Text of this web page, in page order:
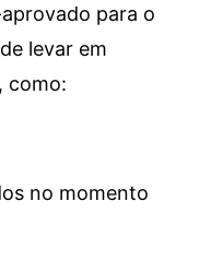
para o
levar em
como:
no momento